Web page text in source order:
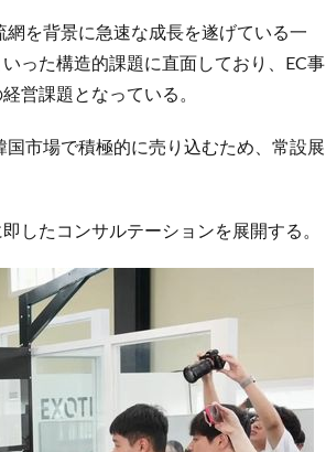
を背景に急速な成長を遂げている一
った構造的課題に直面しており、EC事
営課題となっている。
市場で積極的に売り込むため、常設展
したコンサルテーションを展開する。